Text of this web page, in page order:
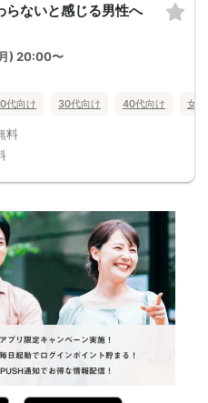
らないと感じる男性へ
) 20:00〜
代向け 30代向け 40代向け 女
料